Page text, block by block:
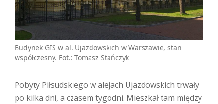
Budynek GIS w al. Ujazdowskich w Warszawie, stan
współczesny. Fot.: Tomasz Stańczyk
Pobyty Piłsudskiego w alejach Ujazdowskich trwały
po kilka dni, a czasem tygodni. Mieszkał tam między